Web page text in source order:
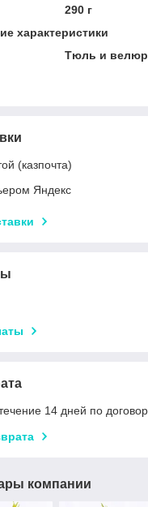
290 г
характеристики
Тюль и велюр
(казпочта)
Яндекс
14 дней по
компании